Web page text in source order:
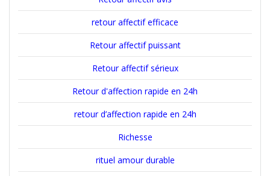
retour affectif efficace
Retour affectif puissant
Retour affectif sérieux
Retour d'affection rapide en 24h
retour d’affection rapide en 24h
Richesse
rituel amour durable